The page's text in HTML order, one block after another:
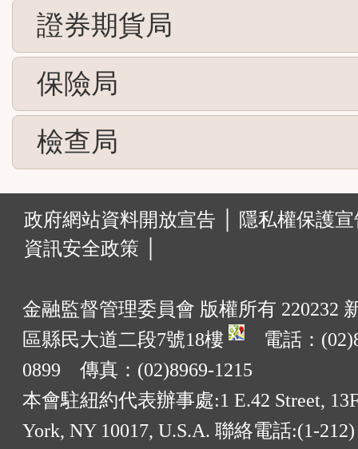
證券期貨局
保險局
檢查局
政府網站資料開放宣告 │
隱私權保護
資訊安全政策 │
金融監督管理委員會 版權所有 220232
區縣民大道二段7號18樓
電話：
0899 傳真：(02)8969-1215
本會駐紐約代表辦事處:1 E.42 Street,
York, NY 10017, U.S.A. 聯絡電話:(1-212)